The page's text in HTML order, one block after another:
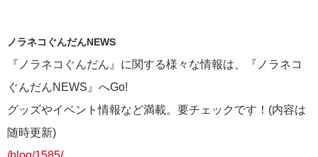
ノラネコぐんだんNEWS
『ノラネコぐんだん』に関する様々な情報は、『ノラネコ
ぐんだんNEWS』へGo!
グッズやイベント情報など満載。要チェックです！(内容は
随時更新)